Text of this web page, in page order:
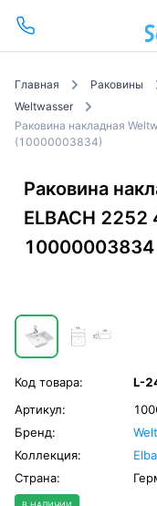
Главная Раковины
Weltwasser
Раковина накладная
(10000003834)
Раковина
ELBACH
10000003834
Код товара:
L-
Артикул:
Бренд:
Коллекция:
Страна: